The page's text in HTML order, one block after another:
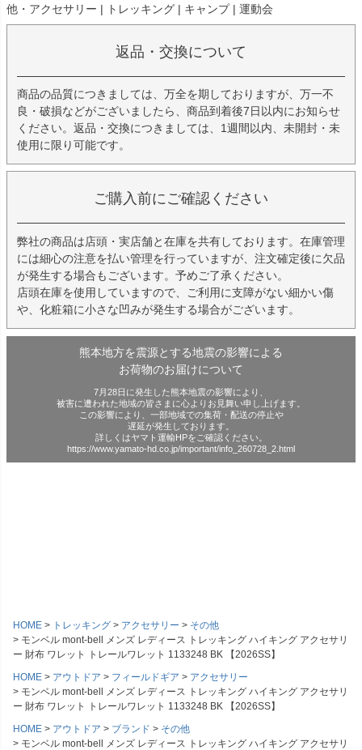
他・アクセサリー | トレッキング | キャンプ | 運動会
返品・交換について
商品の品質につきましては、万全を期しておりますが、万一不
良・破損などがございましたら、商品到着後7日以内にお知らせ
ください。返品・交換につきましては、1週間以内、未開封・未
使用に限り可能です。
ご購入前にご確認ください
弊社の商品は店頭・実店舗と在庫を共有しております。在庫管理
には細心の注意を払い管理を行っていますが、注文確定後に欠品
が発生する場合もございます。予めご了承ください。
店頭在庫を使用していますので、ご利用に支障がない細かい傷
や、化粧箱に小さな凹みが発生する場合がございます。
熊本地方を震源とする地震の影響による
お荷物のお届けについて
7月28日に発生した熊本地震の影響により、
被害に遭われた地域の皆さまに心よりお見舞い申し上げます。
この影響により、一部地域での集荷・配送の停止や
遅延が発生しております。
詳しくはヤマト運輸HPをご確認ください。
https://www.yamato-hd.co.jp/important/info_260728_2.html
HOME トレッキング アクセサリー
その他
モンベル mont-bell メンズ レディース トレッキング ハイキング アクセサリ
ー 財布 ワレット トレールワレット 1133248 BK 【2026SS】
HOME
アウトドア フィールドギア
アクセサリー
モンベル mont-bell メンズ レディース トレッキング ハイキング アクセサリ
ー 財布 ワレット トレールワレット 1133248 BK 【2026SS】
HOME
アウトドア ブランド
その他
モンベル mont-bell メンズ レディース トレッキング ハイキング アクセサリ